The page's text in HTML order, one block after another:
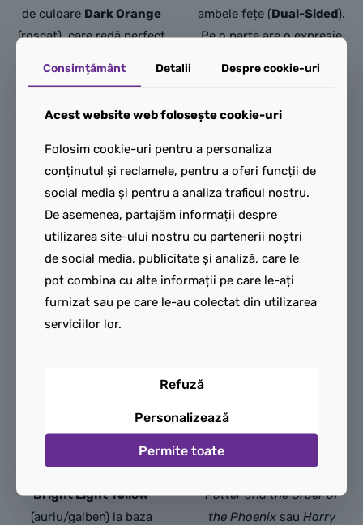
de culoare Dark Orange
(roșcat),care redă perfect
membrilor familiei
Capul:De culoareLight
Nougat,imprimat pe
ambele fețe (Dual-Sided).
O parte prezintă o
expresie ușor îngrijorată
sau speriată (clasică
pentru Ron), iar cealaltă
parte afișează o grimasă
de panică sau efort.Are
obraji pistruiați pe ambele
decorat cu dungi
Bright Light Yellow
(auriu/galben) la baza
ambele fețe (Dual-Sided).
Pe o parte are o expresie
cealaltă o grimasă
ambele fețe sunt
imprimate ochelarii săi
rotunzi cu ramă neagră și
celebra cicatrice în formă
de fulger de pe frunte.
Torsul:De culoare
Blue(albastru închis) sau
o jachetă similară de zi cu
zi (civilă). Este imprimat
hanorac cu glugă pe spate
afara orelor de curs
Potter and the Order of
the Phoenixsau Harry
Consimțământ Detalii Despre cookie-uri
Acest website web folosește cookie-uri
Folosim cookie-uri pentru a personaliza
conținutul și reclamele, pentru a oferi funcții de
social media și pentru a analiza traficul nostru.
De asemenea, partajăm informații despre
utilizarea site-ului nostru cu partenerii noștri
de social media, publicitate și analiză, care le
pot combina cu alte informații pe care le-ați
furnizat sau pe care le-au colectat din utilizarea
serviciilor lor.
Refuză
Personalizează
Permite toate